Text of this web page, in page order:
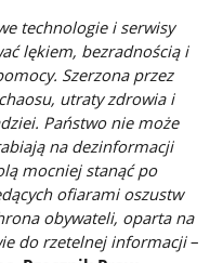
technologie i serwisy
lękiem, bezradnością i
Szerzona przez
utraty zdrowia i
Państwo nie może
na dezinformacji
mocniej stanąć po
ofiarami oszustw
obywateli, oparta na
do rzetelnej informacji–